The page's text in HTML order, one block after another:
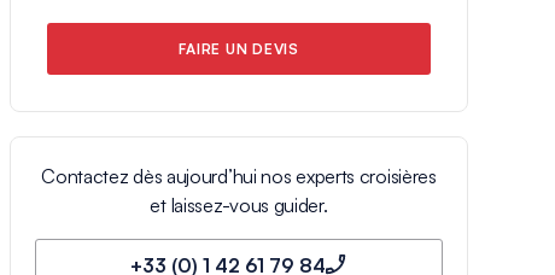
FAIRE UN DEVIS
Contactez dès aujourd’hui nos experts croisières
et laissez-vous guider.
+33 (0) 1 42 61 79 84